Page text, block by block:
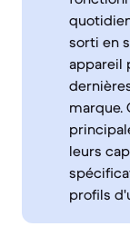
sorti en
appareil
marque.
leurs
profils